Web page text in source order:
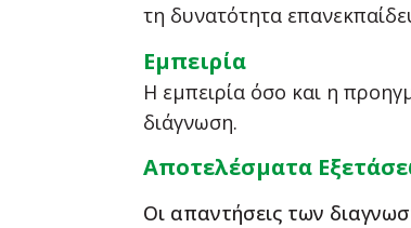
τη δυνατότητα
Εμπειρία
Η εμπειρία όσο και η
διάγνωση.
Αποτελέσματα
Οι απαντήσεις των